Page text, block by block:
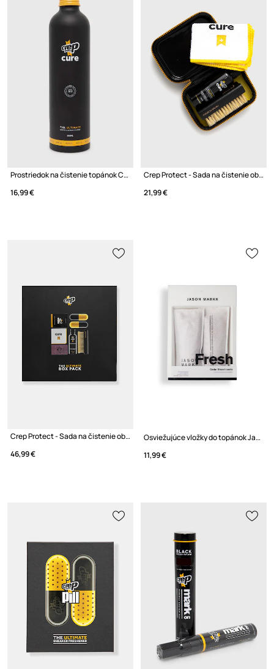
Prostriedok na čistenie topánok Crep Protect Refill
16,99 €
Crep Protect - Sada na čistenie obuvi
21,99 €
Crep Protect - Sada na čistenie obuvi Ultimate Box Pack
46,99 €
Osviežujúce vložky do topánok Jason Markk
11,99 €